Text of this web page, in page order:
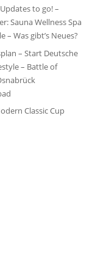
to go! –
Sauna Wellness Spa
Was gibt’s Neues?
– Start Deutsche
– Battle of
Classic Cup